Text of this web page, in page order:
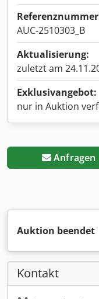
AUC-2510303_B
Aktualisierung:
zuletzt am
Exklusivangebot:
nur in Auktion
Anfragen
Auktion beendet
Kontakt